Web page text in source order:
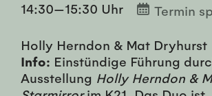
14:30—15:30 Uhr
Termin
Holly Herndon & Mat Dryhurst
Info: Einstündige Führung
Ausstellung Holly Herndon &